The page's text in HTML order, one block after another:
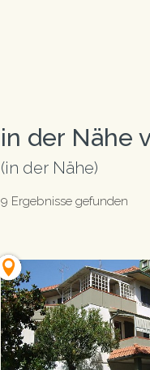
in der Nähe
(in der Nähe)
9 Ergebnisse gefunden